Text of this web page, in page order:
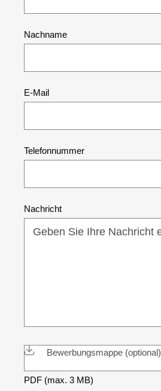
Nachname
E-Mail
Telefonnummer
Nachricht
Bewerbungsmappe (optional)
PDF (max. 3 MB)